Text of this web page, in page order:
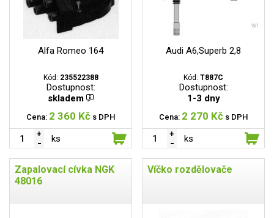
Alfa Romeo 164
Kód: 235522388
Dostupnost:
skladem
Cena: 2 360 Kč s DPH
ks
Audi A6,Superb 2,8
Kód: T887C
Dostupnost:
1-3 dny
Cena: 2 270 Kč s DPH
ks
Zapalovací cívka NGK
48016
Víčko rozdělovače